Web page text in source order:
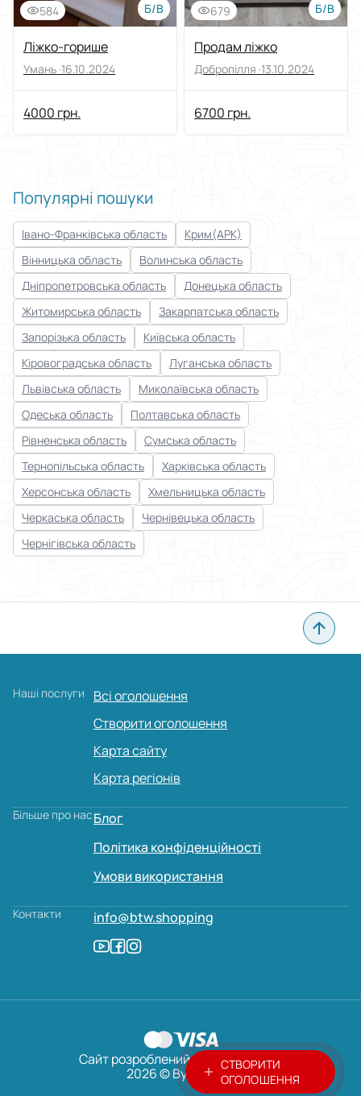
СТВОРИТИ
ОГОЛОШЕННЯ
584 Б/В
Ліжко-горише
Умань ·16.10.2024
4000 грн.
679 Б/В
Продам ліжко
Добропілля ·13.10.2024
6700 грн.
Популярні пошуки
Івано-Франківська область
Крим(АРК)
Вінницька область
Волинська область
Дніпропетровська область
Донецька область
Житомирська область
Закарпатська область
Запорізька область
Київська область
Кіровоградська область
Луганська область
Львівська область
Миколаївська область
Одеська область
Полтавська область
Рівненська область
Сумська область
Тернопільська область
Харківська область
Херсонська область
Хмельницька область
Черкаська область
Чернівецька область
Чернігівська область
Наші послуги
Всі оголошення
Створити оголошення
Карта сайту
Карта регіонів
Більше про насБлог
Політика конфіденційності
Умови використання
Контакти info@btw.shopping
2026 © ByTheWay
Сайт розроблений: AVADA MEDIA